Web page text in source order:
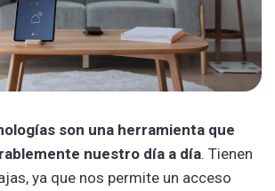
son una herramienta que
nuestro día a día. Tienen
ya que nos permite un acceso